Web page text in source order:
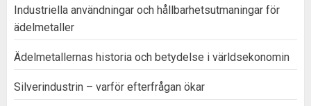
Industriella användningar och hållbarhetsutmaningar för
ädelmetaller
Ädelmetallernas historia och betydelse i världsekonomin
Silverindustrin – varför efterfrågan ökar